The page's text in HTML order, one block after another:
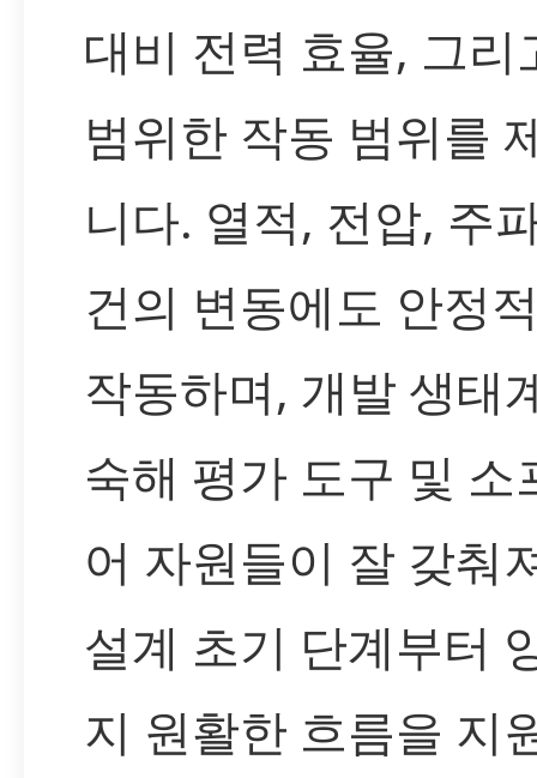
대비 전력 효율, 그리
범위한 작동 범위를
니다. 열적, 전압, 주
건의 변동에도 안정
작동하며, 개발 생태
숙해 평가 도구 및 소
어 자원들이 잘 갖춰
설계 초기 단계부터
지 원활한 흐름을 지